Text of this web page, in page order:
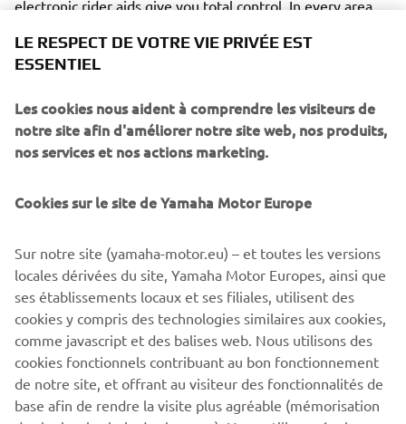
electronic rider aids give you total control. In every area,
the core values that make the MT range Yamaha’s most
successful segment, and one of the most successful
For 2021 the MT-09 is completely redesigned. And the
all.
New MT-09: Always moving forward.
DISCOVER THE NEW MT-09
ESSENTIEL
notre site afin d'améliorer notre site web, nos produits,
nos services et nos actions marketing.
locales dérivées du site, Yamaha Motor Europes, ainsi que
ses établissements locaux et ses filiales, utilisent des
cookies y compris des technologies similaires aux cookies,
comme javascript et des balises web. Nous utilisons des
cookies fonctionnels contribuant au bon fonctionnement
de notre site, et offrant au visiteur des fonctionnalités de
base afin de rendre la visite plus agréable (mémorisation
des logins, le choix des langues). Nous utilisons également